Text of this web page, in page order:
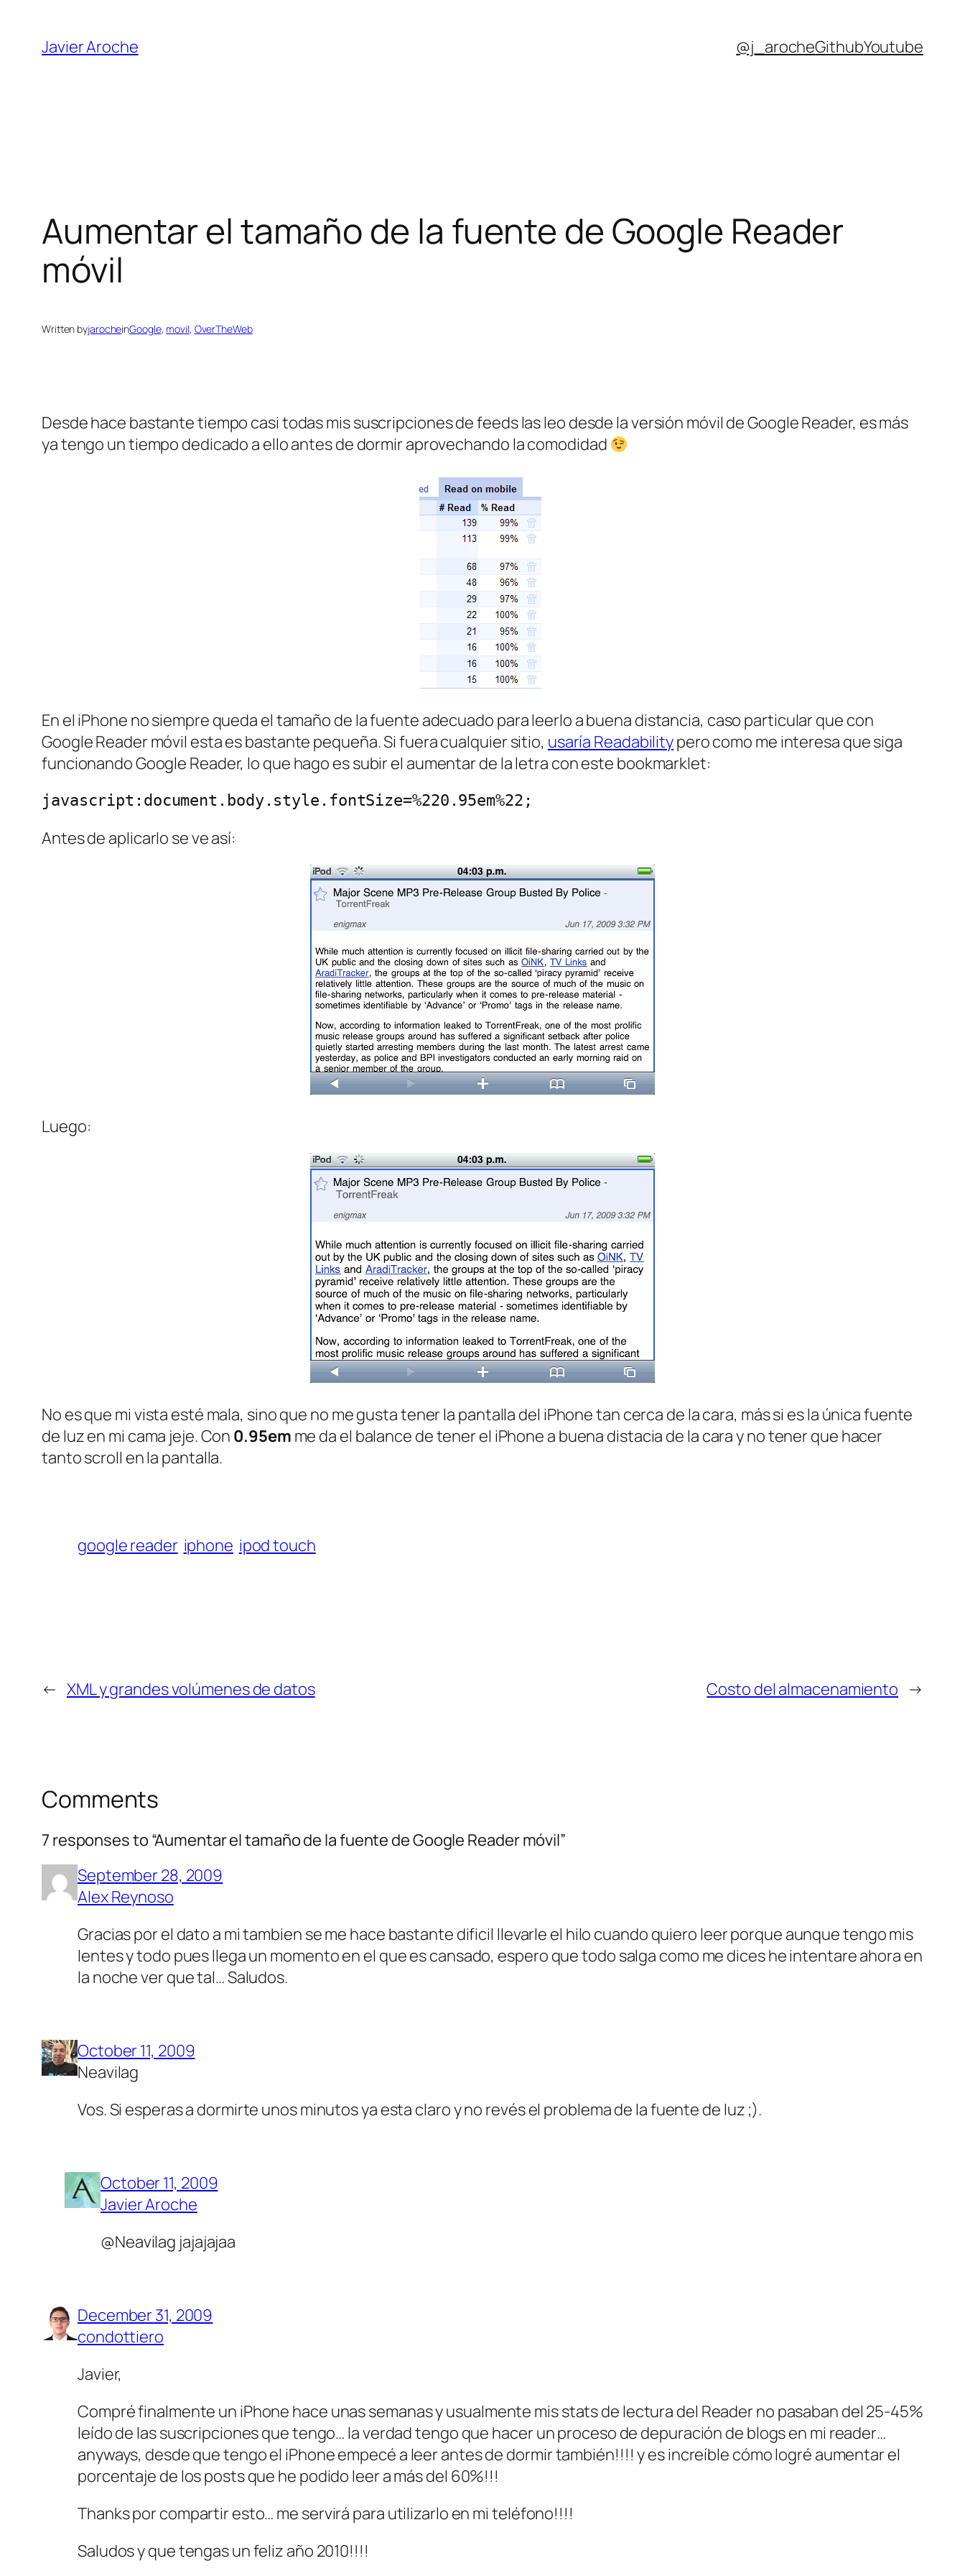
content
Javier Aroche @j_arocheGithubYoutube
Aumentar el tamaño de la fuente de Google Reader
móvil
Written byjarocheinGoogle, movil, OverTheWeb
Desde hace bastante tiempo casi todas mis suscripciones de feeds las leo desde la versión móvil de Google Reader, es más
ya tengo un tiempo dedicado a ello antes de dormir aprovechando la comodidad
En el iPhone no siempre queda el tamaño de la fuente adecuado para leerlo a buena distancia, caso particular que con
Google Reader móvil esta es bastante pequeña. Si fuera cualquier sitio, usaría Readabilitypero como me interesa que siga
funcionando Google Reader, lo que hago es subir el aumentar de la letra con este bookmarklet:
javascript:document.body.style.fontSize=%220.95em%22;
Antes de aplicarlo se ve así:
Luego:
No es que mi vista esté mala, sino que no me gusta tener la pantalla del iPhone tan cerca de la cara, más si es la única fuente
de luz en mi cama jeje. Con 0.95em me da el balance de tener el iPhone a buena distacia de la cara y no tener que hacer
tantoscroll en la pantalla.
google reader iphone ipod touch
← XML y grandes volúmenes de datos Costo del almacenamiento →
Comments
7 responses to “Aumentar el tamaño de la fuente de Google Reader móvil”
September 28, 2009
Alex Reynoso
Gracias por el dato a mi tambien se me hace bastante dificil llevarle el hilo cuando quiero leer porque aunque tengo mis
lentes y todo pues llega un momento en el que es cansado, espero que todo salga como me dices he intentare ahora en
la noche ver que tal… Saludos.
October 11, 2009
Neavilag
Vos. Si esperas a dormirte unos minutos ya esta claro y no revés el problema de la fuente de luz ;).
October 11, 2009
Javier Aroche
@Neavilag jajajajaa
December 31, 2009
condottiero
Javier,
Compré finalmente un iPhone hace unas semanas y usualmente mis stats de lectura del Reader no pasaban del 25-45%
leído de las suscripciones que tengo… la verdad tengo que hacer un proceso de depuración de blogs en mi reader…
anyways, desde que tengo el iPhone empecé a leer antes de dormir también!!!! y es increíble cómo logré aumentar el
porcentaje de los posts que he podido leer a más del 60%!!!
Thanks por compartir esto… me servirá para utilizarlo en mi teléfono!!!!
Saludos y que tengas un feliz año 2010!!!!